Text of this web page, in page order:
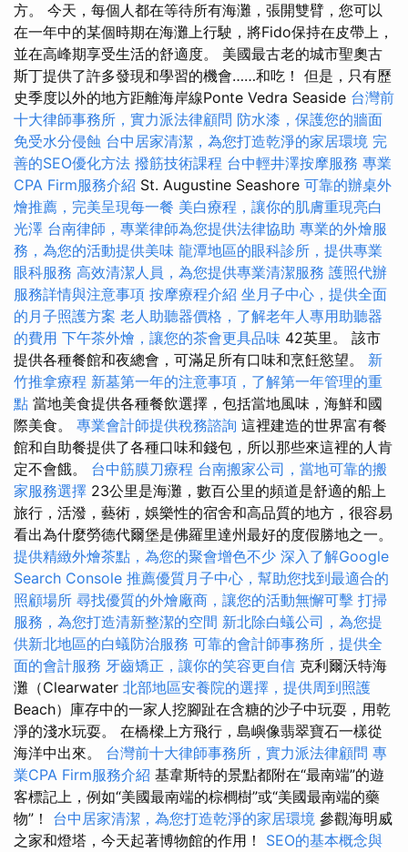
方。 今天，每個人都在等待所有海灘，張開雙臂，您可以
在一年中的某個時期在海灘上行駛，將Fido保持在皮帶上，
並在高峰期享受生活的舒適度。 美國最古老的城市聖奧古
斯丁提供了許多發現和學習的機會……和吃！ 但是，只有歷
史季度以外的地方距離海岸線Ponte Vedra Seaside 台灣前
十大律師事務所，實力派法律顧問 防水漆，保護您的牆面
免受水分侵蝕 台中居家清潔，為您打造乾淨的家居環境 完
善的SEO優化方法 撥筋技術課程 台中輕井澤按摩服務 專業
CPA Firm服務介紹 St. Augustine Seashore 可靠的辦桌外
燴推薦，完美呈現每一餐 美白療程，讓你的肌膚重現亮白
光澤 台南律師，專業律師為您提供法律協助 專業的外燴服
務，為您的活動提供美味 龍潭地區的眼科診所，提供專業
眼科服務 高效清潔人員，為您提供專業清潔服務 護照代辦
服務詳情與注意事項 按摩療程介紹 坐月子中心，提供全面
的月子照護方案 老人助聽器價格，了解老年人專用助聽器
的費用 下午茶外燴，讓您的茶會更具品味 42英里。 該市
提供各種餐館和夜總會，可滿足所有口味和烹飪慾望。 新
竹推拿療程 新墓第一年的注意事項，了解第一年管理的重
點 當地美食提供各種餐飲選擇，包括當地風味，海鮮和國
際美食。 專業會計師提供稅務諮詢 這裡建造的世界富有餐
館和自助餐提供了各種口味和錢包，所以那些來這裡的人肯
定不會餓。 台中筋膜刀療程 台南搬家公司，當地可靠的搬
家服務選擇 23公里是海灘，數百公里的頻道是舒適的船上
旅行，活潑，藝術，娛樂性的宿舍和高品質的地方，很容易
看出為什麼勞德代爾堡是佛羅里達州最好的度假勝地之一。
提供精緻外燴茶點，為您的聚會增色不少 深入了解Google
Search Console 推薦優質月子中心，幫助您找到最適合的
照顧場所 尋找優質的外燴廠商，讓您的活動無懈可擊 打掃
服務，為您打造清新整潔的空間 新北除白蟻公司，為您提
供新北地區的白蟻防治服務 可靠的會計師事務所，提供全
面的會計服務 牙齒矯正，讓你的笑容更自信 克利爾沃特海
灘（Clearwater 北部地區安養院的選擇，提供周到照護
Beach）庫存中的一家人挖腳趾在含糖的沙子中玩耍，用乾
淨的淺水玩耍。 在橋樑上方飛行，島嶼像翡翠寶石一樣從
海洋中出來。 台灣前十大律師事務所，實力派法律顧問 專
業CPA Firm服務介紹 基韋斯特的景點都附在“最南端”的遊
客標記上，例如“美國最南端的棕櫚樹”或“美國最南端的藥
物”！ 台中居家清潔，為您打造乾淨的家居環境 參觀海明威
之家和燈塔，今天起著博物館的作用！ SEO的基本概念與